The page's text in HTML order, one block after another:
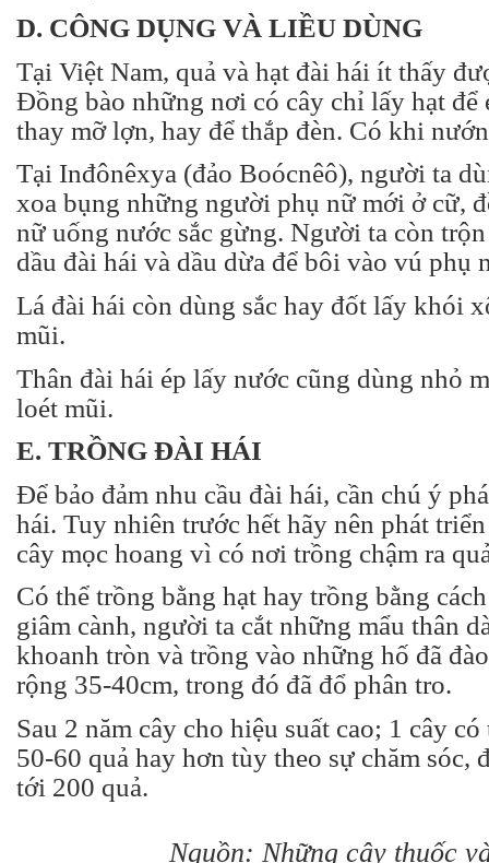
D. CÔNG DỤNG VÀ LIỀU DÙNG
Tại Việt Nam, quả và hạt đài hái ít thấy
Đồng bào những nơi có cây chỉ lấy hạt để
thay mỡ lợn, hay để thắp đèn. Có khi
Tại Inđônêxya (đảo Boócnêô), người ta
xoa bụng những người phụ nữ mới ở cữ,
nữ uống nước sắc gừng. Người ta còn
dầu đài hái và dầu dừa để bôi vào vú phụ
Lá đài hái còn dùng sắc hay đốt lấy khói
mũi.
Thân đài hái ép lấy nước cũng dùng nhỏ
loét mũi.
E. TRỒNG ĐÀI HÁI
Để bảo đảm nhu cầu đài hái, cần chú ý
hái. Tuy nhiên trước hết hãy nên phát
cây mọc hoang vì có nơi trồng chậm ra
Có thể trồng bằng hạt hay trồng bằng
giâm cành, người ta cắt những mẩu thân
khoanh tròn và trồng vào những hố đã
rộng 35-40cm, trong đó đã đổ phân tro.
Sau 2 năm cây cho hiệu suất cao; 1 cây
50-60 quả hay hơn tùy theo sự chăm sóc,
tới 200 quả.
Nguồn: Những cây thuốc